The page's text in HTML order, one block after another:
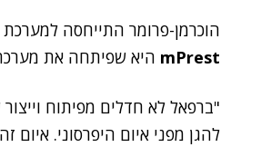
הוכרמן-פרומר התייחסה
mPrest היא שפיתחה את
להגן מפני איום היפרסוני.